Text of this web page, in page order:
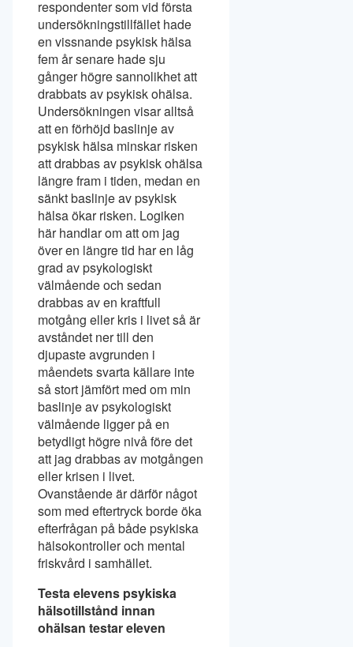
respondenter som vid första
undersökningstillfället hade
en vissnande psykisk hälsa
fem år senare hade sju
gånger högre sannolikhet att
drabbats av psykisk ohälsa.
Undersökningen visar alltså
att en förhöjd baslinje av
psykisk hälsa minskar risken
att drabbas av psykisk ohälsa
längre fram i tiden, medan en
sänkt baslinje av psykisk
hälsa ökar risken. Logiken
här handlar om att om jag
över en längre tid har en låg
grad av psykologiskt
välmående och sedan
drabbas av en kraftfull
motgång eller kris i livet så är
avståndet ner till den
djupaste avgrunden i
måendets svarta källare inte
så stort jämfört med om min
baslinje av psykologiskt
välmående ligger på en
betydligt högre nivå före det
att jag drabbas av motgången
eller krisen i livet.
Ovanstående är därför något
som med eftertryck borde öka
efterfrågan på både psykiska
hälsokontroller och mental
friskvård i samhället.
Testa elevens psykiska
hälsotillstånd innan
ohälsan testar eleven